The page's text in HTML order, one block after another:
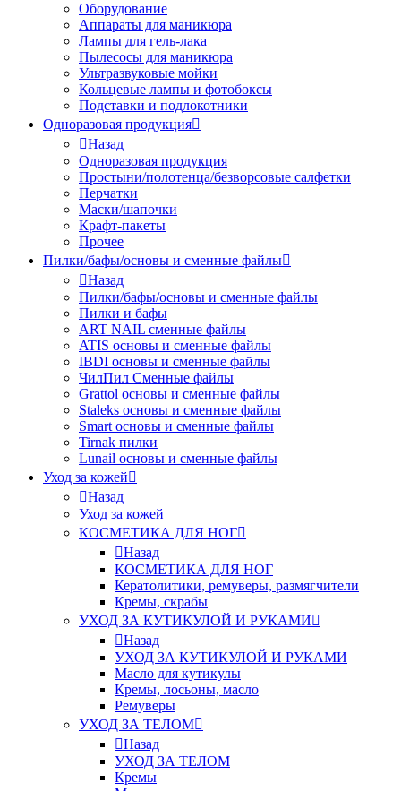
Оборудование
Аппараты для маникюра
Лампы для гель-лака
Пылесосы для маникюра
Ультразвуковые мойки
Кольцевые лампы и фотобоксы
Подставки и подлокотники
Одноразовая продукция
Назад
Одноразовая продукция
Простыни/полотенца/безворсовые салфетки
Перчатки
Маски/шапочки
Крафт-пакеты
Прочее
Пилки/бафы/основы и сменные файлы
Назад
Пилки/бафы/основы и сменные файлы
Пилки и бафы
ART NAIL сменные файлы
ATIS основы и сменные файлы
IBDI основы и сменные файлы
ЧилПил Сменные файлы
Grattol основы и сменные файлы
Staleks основы и сменные файлы
Smart основы и сменные файлы
Tirnak пилки
Lunail основы и сменные файлы
Уход за кожей
Назад
Уход за кожей
КОСМЕТИКА ДЛЯ НОГ
Назад
КОСМЕТИКА ДЛЯ НОГ
Кератолитики, ремуверы, размягчители
Кремы, скрабы
УХОД ЗА КУТИКУЛОЙ И РУКАМИ
Назад
УХОД ЗА КУТИКУЛОЙ И РУКАМИ
Масло для кутикулы
Кремы, лосьоны, масло
Ремуверы
УХОД ЗА ТЕЛОМ
Назад
УХОД ЗА ТЕЛОМ
Кремы